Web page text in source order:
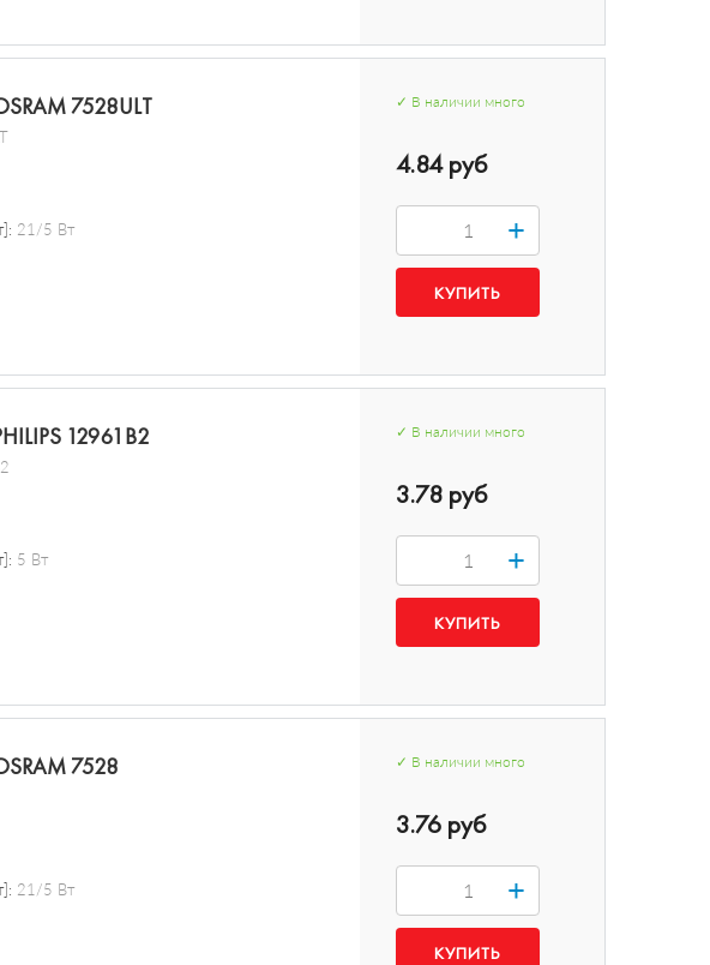
7528ULT
21/5 Вт
✓ В наличии много
4.84 руб
+
12961B2
5 Вт
✓ В наличии много
3.78 руб
+
7528
21/5 Вт
✓ В наличии много
3.76 руб
+